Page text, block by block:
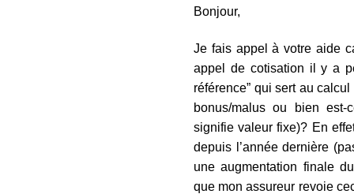
Bonjour,
Je fais appel à votre aide
appel de cotisation il y a
référence” qui sert au
bonus/malus ou bien est-
signifie valeur fixe)? En
depuis l’année dernière
une augmentation finale
que mon assureur revoie